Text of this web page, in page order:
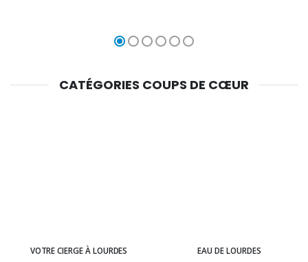
CATÉGORIES COUPS DE CŒUR
VOTRE CIERGE À LOURDES EAU DE LOURDES